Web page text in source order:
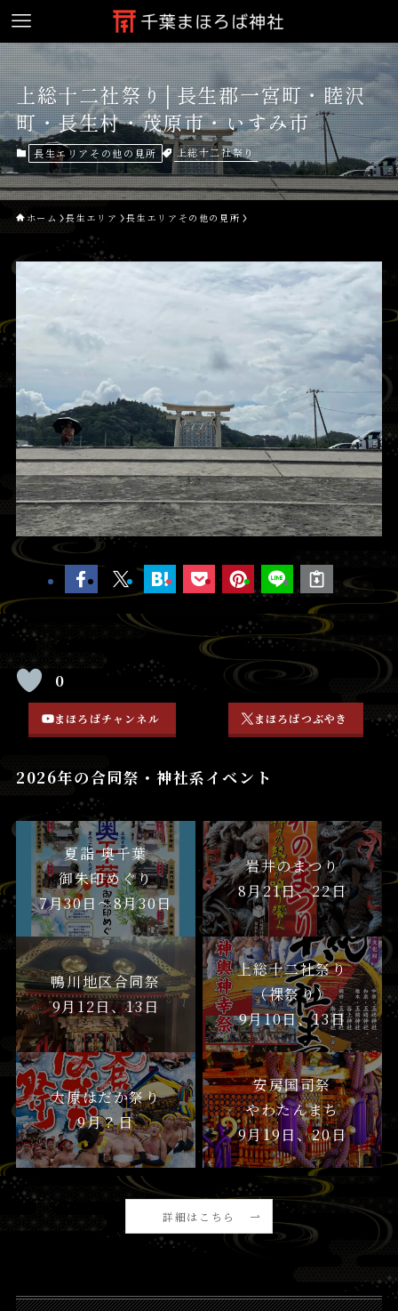
上総十二社祭り│長生郡一宮町・睦沢
町・長生村・茂原市・いすみ市
長生エリアその他の見所 上総十二社祭り
ホーム 長生エリア 長生エリアその他の見所
0
まほろばチャンネル まほろばつぶやき
2026年の合同祭・神社系イベント
夏詣 奥千葉
御朱印めぐり
7月30日〜8月30日
岩井のまつり
8月21日、22日
鴨川地区合同祭
9月12日、13日
上総十二社祭り
（裸祭り）
9月10日、13日
大原はだか祭り
9月？日
安房国司祭
やわたんまち
9月19日、20日
詳細はこちら